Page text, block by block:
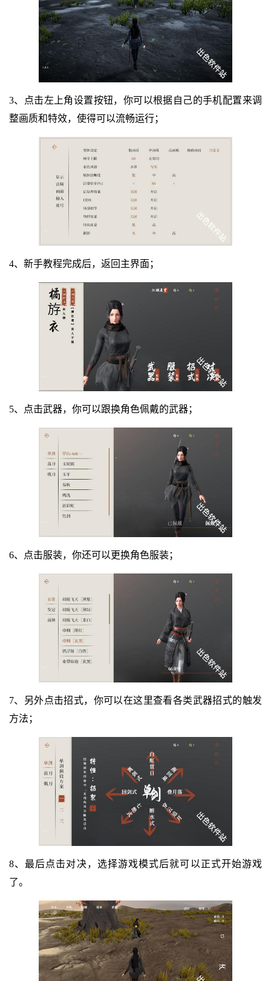
3、点击左上角设置按钮，你可以根据自己的手机配置来调
整画质和特效，使得可以流畅运行；
4、新手教程完成后，返回主界面；
5、点击武器，你可以跟换角色佩戴的武器；
6、点击服装，你还可以更换角色服装；
7、另外点击招式，你可以在这里查看各类武器招式的触发
方法；
8、最后点击对决，选择游戏模式后就可以正式开始游戏
了。